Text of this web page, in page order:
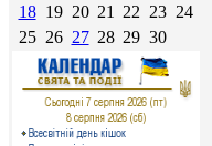
18 19 20 21 22 23 24
25 26 27 28 29 30